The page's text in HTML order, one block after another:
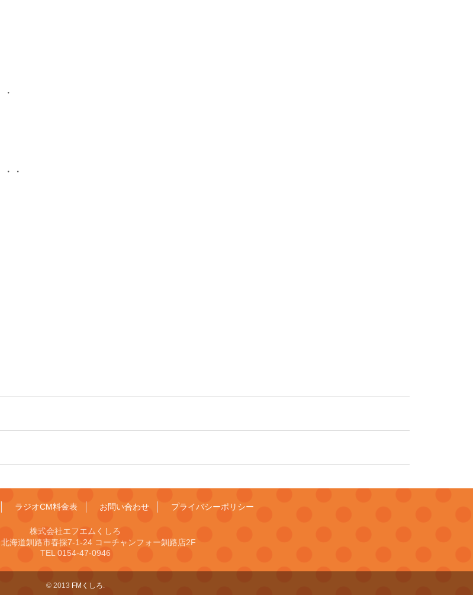
・
ラジオCM料金表 お問い合わせ プライバシーポリシー
株式会社エフエムくしろ
海道釧路市春採7-1-24 コーチャンフォー釧路店2F
TEL 0154-47-0946
© 2013 FMくしろ